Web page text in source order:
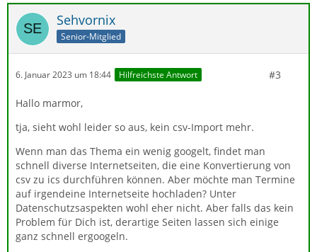
Sehvornix
Senior-Mitglied
6. Januar 2023 um 18:44 Hilfreichste Antwort #3
Hallo marmor,
tja, sieht wohl leider so aus, kein csv-Import mehr.
Wenn man das Thema ein wenig googelt, findet man
schnell diverse Internetseiten, die eine Konvertierung von
csv zu ics durchführen können. Aber möchte man Termine
auf irgendeine Internetseite hochladen? Unter
Datenschutzsaspekten wohl eher nicht. Aber falls das kein
Problem für Dich ist, derartige Seiten lassen sich einige
ganz schnell ergoogeln.